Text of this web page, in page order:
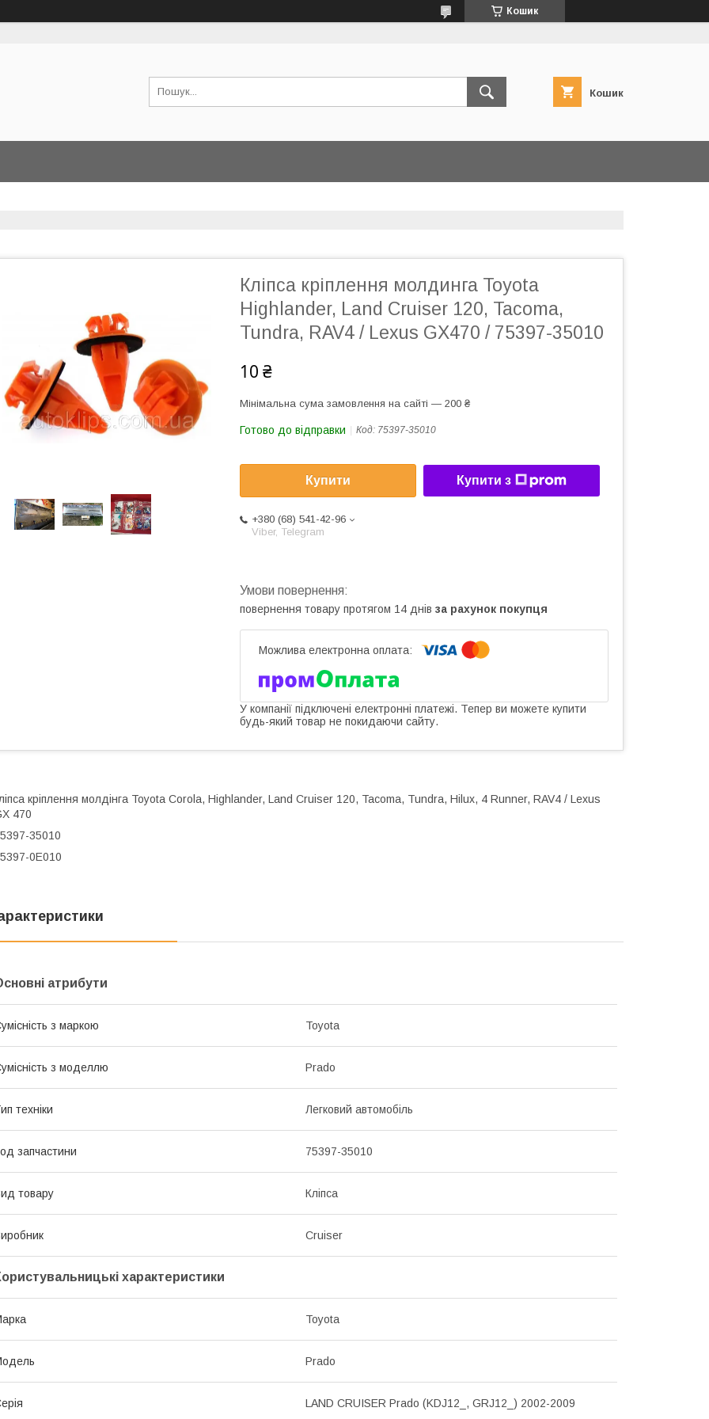
Кошик
Кошик
Кліпса кріплення молдинга Toyota
Highlander, Land Cruiser 120, Tacoma,
Tundra, RAV4 / Lexus GX470 / 75397-35010
10 ₴
Мінімальна сума замовлення на сайті — 200 ₴
Готово до відправки Код: 75397-35010
Купити Купити з
+380 (68) 541-42-96
Viber, Telegram
повернення товару протягом 14 днів за рахунок покупця
У компанії підключені електронні платежі. Тепер ви можете купити
будь-який товар не покидаючи сайту.
кріплення молдінга Toyota Corola, Highlander, Land Cruiser 120, Tacoma, Tundra, Hilux, 4 Runner, RAV4 / Lexus
470
35010
0E010
атрибути
з маркою Toyota
з моделлю Prado
техніки Легковий автомобіль
запчастини 75397-35010
товару Кліпса
Cruiser
характеристики
Toyota
Prado
LAND CRUISER Prado (KDJ12_, GRJ12_) 2002-2009